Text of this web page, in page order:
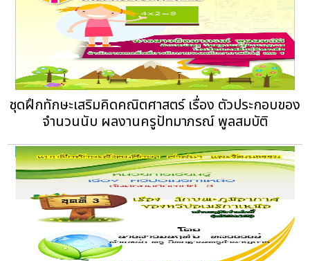
ชุดฝึกทักษะเสริมคิดคณิตศาสตร์ เรื่อง ตัวประกอบของ
จำนวนนับ ผลงานครูปัทมาภรณ์ พูลสมบัติ